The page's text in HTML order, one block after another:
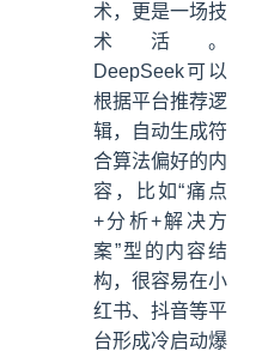
术，更是一场技
术活。
DeepSeek可以
根据平台推荐逻
辑，自动生成符
合算法偏好的内
容，比如“痛点
+分析+解决方
案”型的内容结
构，很容易在小
红书、抖音等平
台形成冷启动爆